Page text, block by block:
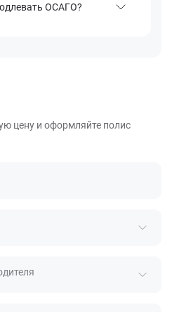
ОСАГО?
цену и оформляйте полис